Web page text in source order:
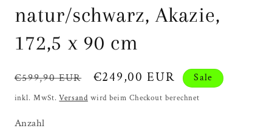
natur/schwarz, Akazie,
172,5 x 90 cm
Normaler
Preis
€599,90 EUR Verkaufspreis
€249,00 EUR Sale
inkl. MwSt.Versand wird beim Checkout berechnet
Anzahl